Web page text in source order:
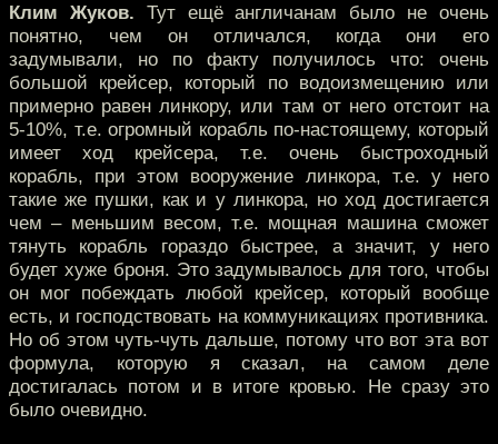
Клим Жуков. Тут ещё англичанам было не очень
понятно, чем он отличался, когда они его
задумывали, но по факту получилось что: очень
большой крейсер, который по водоизмещению или
примерно равен линкору, или там от него отстоит на
5-10%, т.е. огромный корабль по-настоящему, который
имеет ход крейсера, т.е. очень быстроходный
корабль, при этом вооружение линкора, т.е. у него
такие же пушки, как и у линкора, но ход достигается
чем – меньшим весом, т.е. мощная машина сможет
тянуть корабль гораздо быстрее, а значит, у него
будет хуже броня. Это задумывалось для того, чтобы
он мог побеждать любой крейсер, который вообще
есть, и господствовать на коммуникациях противника.
Но об этом чуть-чуть дальше, потому что вот эта вот
формула, которую я сказал, на самом деле
достигалась потом и в итоге кровью. Не сразу это
было очевидно.